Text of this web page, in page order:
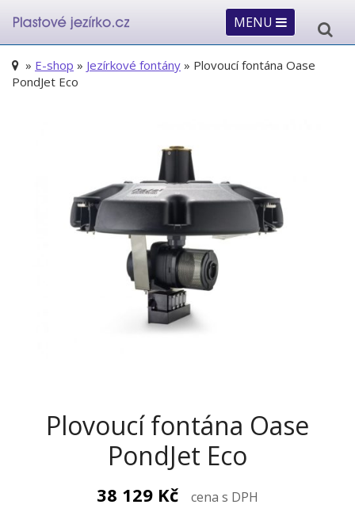
MENU
» E-shop » Jezírkové fontány » Plovoucí fontána Oase
PondJet Eco
Plovoucí fontána Oase
PondJet Eco
38 129 Kč cena s DPH